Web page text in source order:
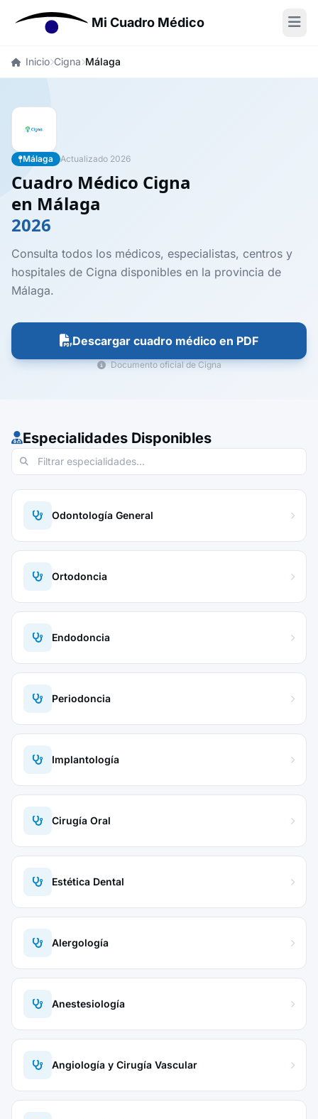
Mi Cuadro Médico
Inicio Cigna Málaga
Málaga Actualizado 2026
Cuadro Médico Cigna
en Málaga
2026
Consulta todos los médicos, especialistas, centros y
hospitales de Cigna disponibles en la provincia de
Málaga.
Descargar cuadro médico en PDF
Documento oficial de Cigna
Especialidades Disponibles
Odontología General
Ortodoncia
Endodoncia
Periodoncia
Implantología
Cirugía Oral
Estética Dental
Alergología
Anestesiología
Angiología y Cirugía Vascular